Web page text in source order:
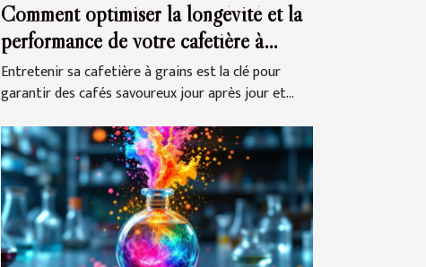
Comment optimiser la longévité et la
performance de votre cafetière à
grains ?
Entretenir sa cafetière à grains est la clé pour
garantir des cafés savoureux jour après jour et...